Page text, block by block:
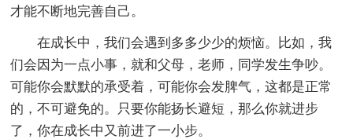
才能不断地完善自己。
在成长中，我们会遇到多多少少的烦恼。比如，我
们会因为一点小事，就和父母，老师，同学发生争吵。
可能你会默默的承受着，可能你会发脾气，这都是正常
的，不可避免的。只要你能扬长避短，那么你就进步
了，你在成长中又前进了一小步。